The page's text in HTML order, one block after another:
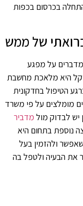
בכרסום בכפות
של ממש
על מפגע
היא מלאכת מחשבת
הטיפול בחדקונית
מומלצים על פי משרד
יש לבדוק מול מדביר
נוספת בתחום היא
ולהזמין בעל
את הבעיה ולטפל בה